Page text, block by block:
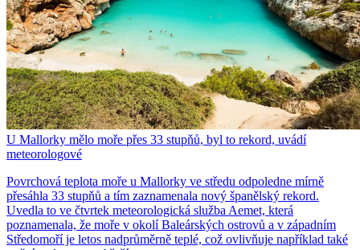
U Mallorky mělo moře přes 33 stupňů, byl to rekord, uvádí
meteorologové
Povrchová teplota moře u Mallorky ve středu odpoledne mírně
přesáhla 33 stupňů a tím zaznamenala nový španělský rekord.
Uvedla to ve čtvrtek meteorologická služba Aemet, která
poznamenala, že moře v okolí Baleárských ostrovů a v západním
Středomoří je letos nadprůměrně teplé, což ovlivňuje například také